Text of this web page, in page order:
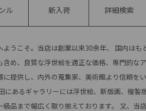
ル 新入荷 詳細検索
ようこそ。当店は創業以来30余年、 国内はも
含め、良質な浮世絵を適正な価格、専門的な
に提供し、内外の蒐集家、美術館より信頼をい
にあるギャラリーには浮世絵、新版画、複製
級品まで幅広く取り揃えております。 又、当